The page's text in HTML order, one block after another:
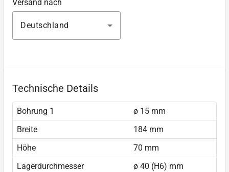
Versand nach
Deutschland
Technische Details
Bohrung 1
ø 15 mm
Breite
184 mm
Höhe
70 mm
Lagerdurchmesser
ø 40 (H6) mm